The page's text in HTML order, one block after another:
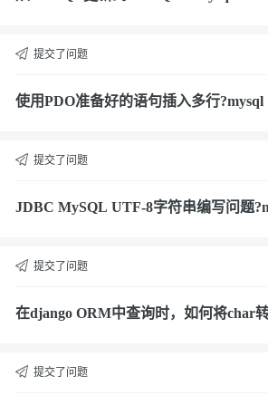
提交了问题
使用PDO准备好的语句插入多行?mysql
提交了问题
JDBC MySQL UTF-8字符串编写问题
提交了问题
在django ORM中查询时，如何将char
提交了问题